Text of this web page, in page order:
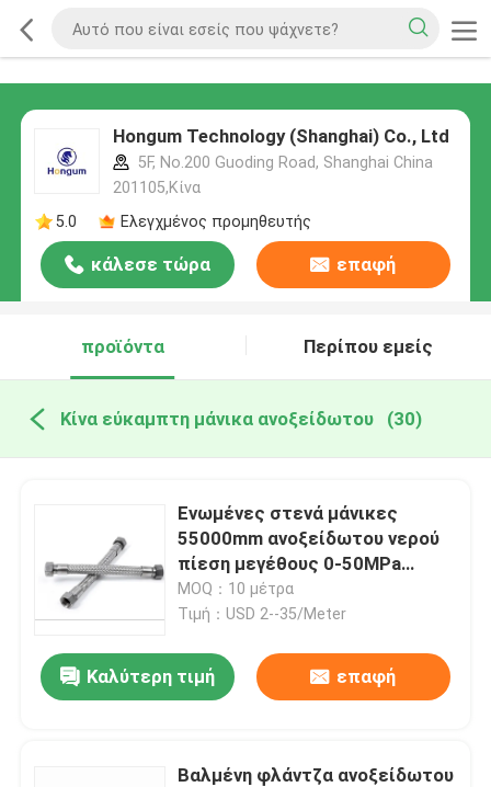
Hongum Technology (Shanghai) Co., Ltd
5F, No.200 Guoding Road, Shanghai China
201105,Κίνα
5.0
Ελεγχμένος προμηθευτής
κάλεσε τώρα επαφή
προϊόντα Περίπου εμείς
Κίνα εύκαμπτη μάνικα ανοξείδωτου (30)
Ενωμένες στενά μάνικες
55000mm ανοξείδωτου νερού
πίεση μεγέθους 0-50MPa
Cusomized
MOQ：10 μέτρα
Τιμή：USD 2--35/Meter
Καλύτερη τιμή επαφή
Βαλμένη φλάντζα ανοξείδωτου